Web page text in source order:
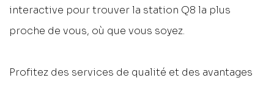
interactive pour trouver la station Q8 la plus
proche de vous, où que vous soyez.
Profitez des services de qualité et des avantages